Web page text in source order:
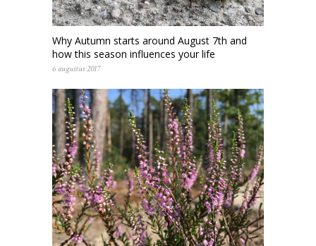
Why Autumn starts around August 7th and
how this season influences your life
6 augustus 2017